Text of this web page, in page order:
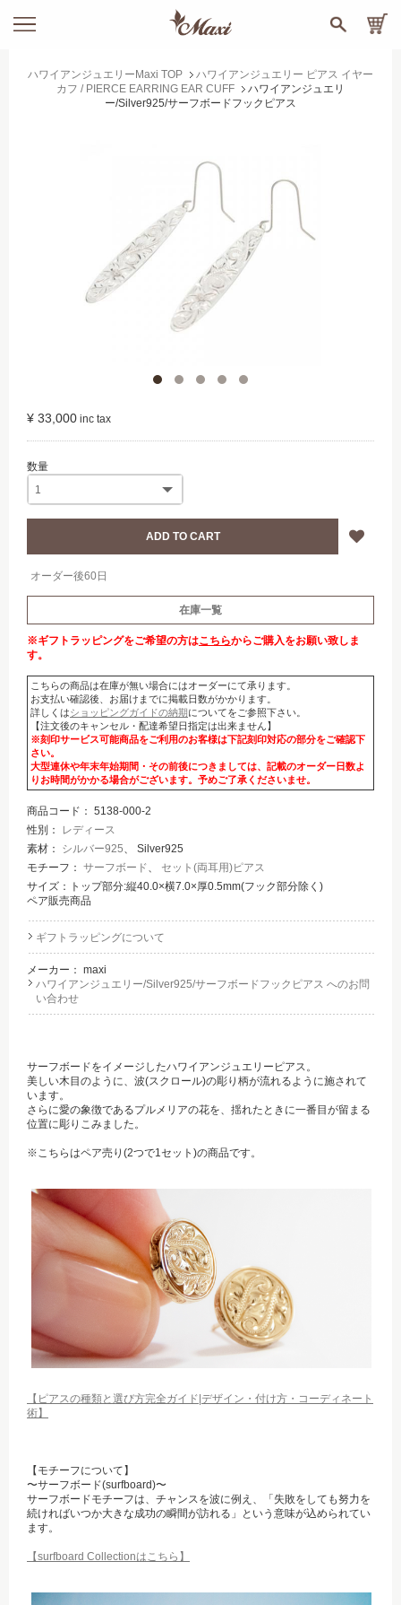
ハワイアンジュエリーMaxi TOP
ハワイアンジュエリー ピアス イヤー
カフ / PIERCE EARRING EAR CUFF
ハワイアンジュエリ
ー/Silver925/サーフボードフックピアス
¥ 33,000
オーダー後60日
在庫一覧
※ギフトラッピングをご希望の方はこちらからご購入をお願い致しま
す。
こちらの商品は在庫が無い場合にはオーダーにて承ります。
お支払い確認後、お届けまでに掲載日数がかかります。
詳しくはショッピングガイドの納期についてをご参照下さい。
【注文後のキャンセル・配達希望日指定は出来ません】
※刻印サービス可能商品をご利用のお客様は下記刻印対応の部分をご確認下
さい。
大型連休や年末年始期間・その前後につきましては、記載のオーダー日数よ
りお時間がかかる場合がございます。予めご了承くださいませ。
商品コード： 5138-000-2
性別：
レディース
素材： シルバー925、 Silver925
モチーフ： サーフボード、 セット(両耳用)ピアス
サイズ：トップ部分:縦40.0×横7.0×厚0.5mm(フック部分除く)
ペア販売商品
ギフトラッピングについて
メーカー： maxi
ハワイアンジュエリー/Silver925/サーフボードフックピアス へのお問
い合わせ
サーフボードをイメージしたハワイアンジュエリーピアス。
美しい木目のように、波(スクロール)の彫り柄が流れるように施されて
います。
さらに愛の象徴であるプルメリアの花を、揺れたときに一番目が留まる
位置に彫りこみました。
※こちらはペア売り(2つで1セット)の商品です。
【ピアスの種類と選び方完全ガイド|デザイン・付け方・コーディネート
術】
【モチーフについて】
〜サーフボード(surfboard)〜
サーフボードモチーフは、チャンスを波に例え、「失敗をしても努力を
続ければいつか大きな成功の瞬間が訪れる」という意味が込められてい
ます。
【surfboard Collectionはこちら】